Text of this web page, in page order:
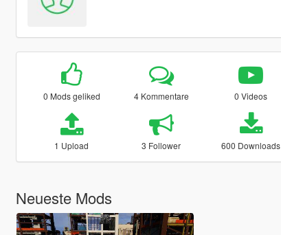
0 Mods geliked 4 Kommentare 0 Videos
1 Upload 3 Follower 600 Downloads
Neueste Mods